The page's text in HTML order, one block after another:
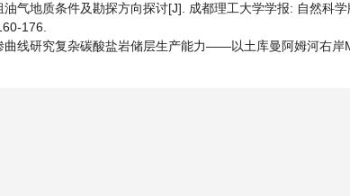
气地质条件及勘探方向探讨[J]. 成都理工大学学报: 自然科
176.
线研究复杂碳酸盐岩储层生产能力——以土库曼阿姆河右岸